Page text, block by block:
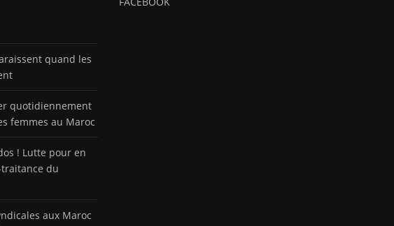
quand les
quotidiennement
femmes au Maroc
! Lutte pour en
du
aux Maroc